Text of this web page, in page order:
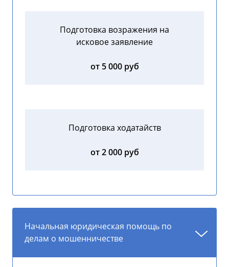
Подготовка возражения на
исковое заявление
от 5 000 руб
Подготовка ходатайств
от 2 000 руб
Начальная юридическая помощь по
делам о мошенничестве